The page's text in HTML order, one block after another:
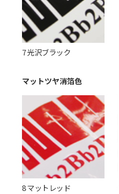
7 光沢ブラック
マットツヤ消箔色
8 マットレッド